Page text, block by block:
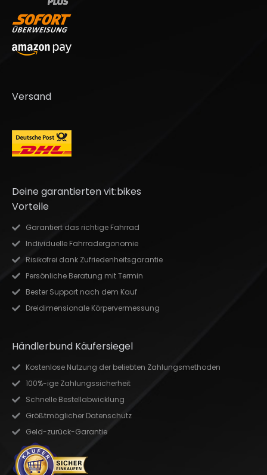
Versand
Deine garantierten vit:bikes
Vorteile
Garantiert das richtige Fahrrad
Individuelle Fahrradergonomie
Risikofrei dank Zufriedenheitsgarantie
Persönliche Beratung mit Termin
Bester Support nach dem Kauf
Dreidimensionale Körpervermessung
Händlerbund Käufersiegel
Kostenlose Nutzung der beliebten Zahlungsmethoden
100%-ige Zahlungssicherheit
Schnelle Bestellabwicklung
Größtmöglicher Datenschutz
Geld-zurück-Garantie